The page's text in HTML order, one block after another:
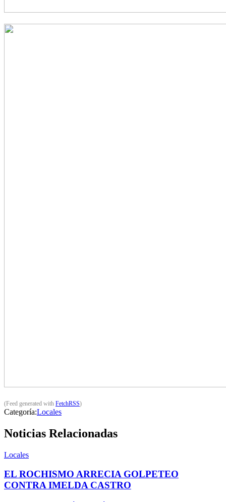
(Feed generated with FetchRSS)
Categoría:Locales
Noticias Relacionadas
Locales
EL ROCHISMO ARRECIA GOLPETEO
CONTRA IMELDA CASTRO